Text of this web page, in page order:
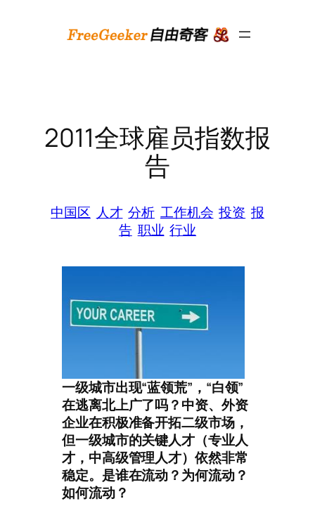
2011全球雇员指数报
告
中国区 人才 分析 工作机会 投资 报
告 职业 行业
一级城市出现“蓝领荒”，“白领”
在逃离北上广了吗？中资、外资
企业在积极准备开拓二级市场，
但一级城市的关键人才（专业人
才，中高级管理人才）依然非常
稳定。是谁在流动？为何流动？
如何流动？